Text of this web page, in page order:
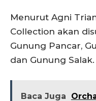
Menurut Agni
Collection akan
Gunung Pancar,
dan Gunung Salak.
Baca Juga